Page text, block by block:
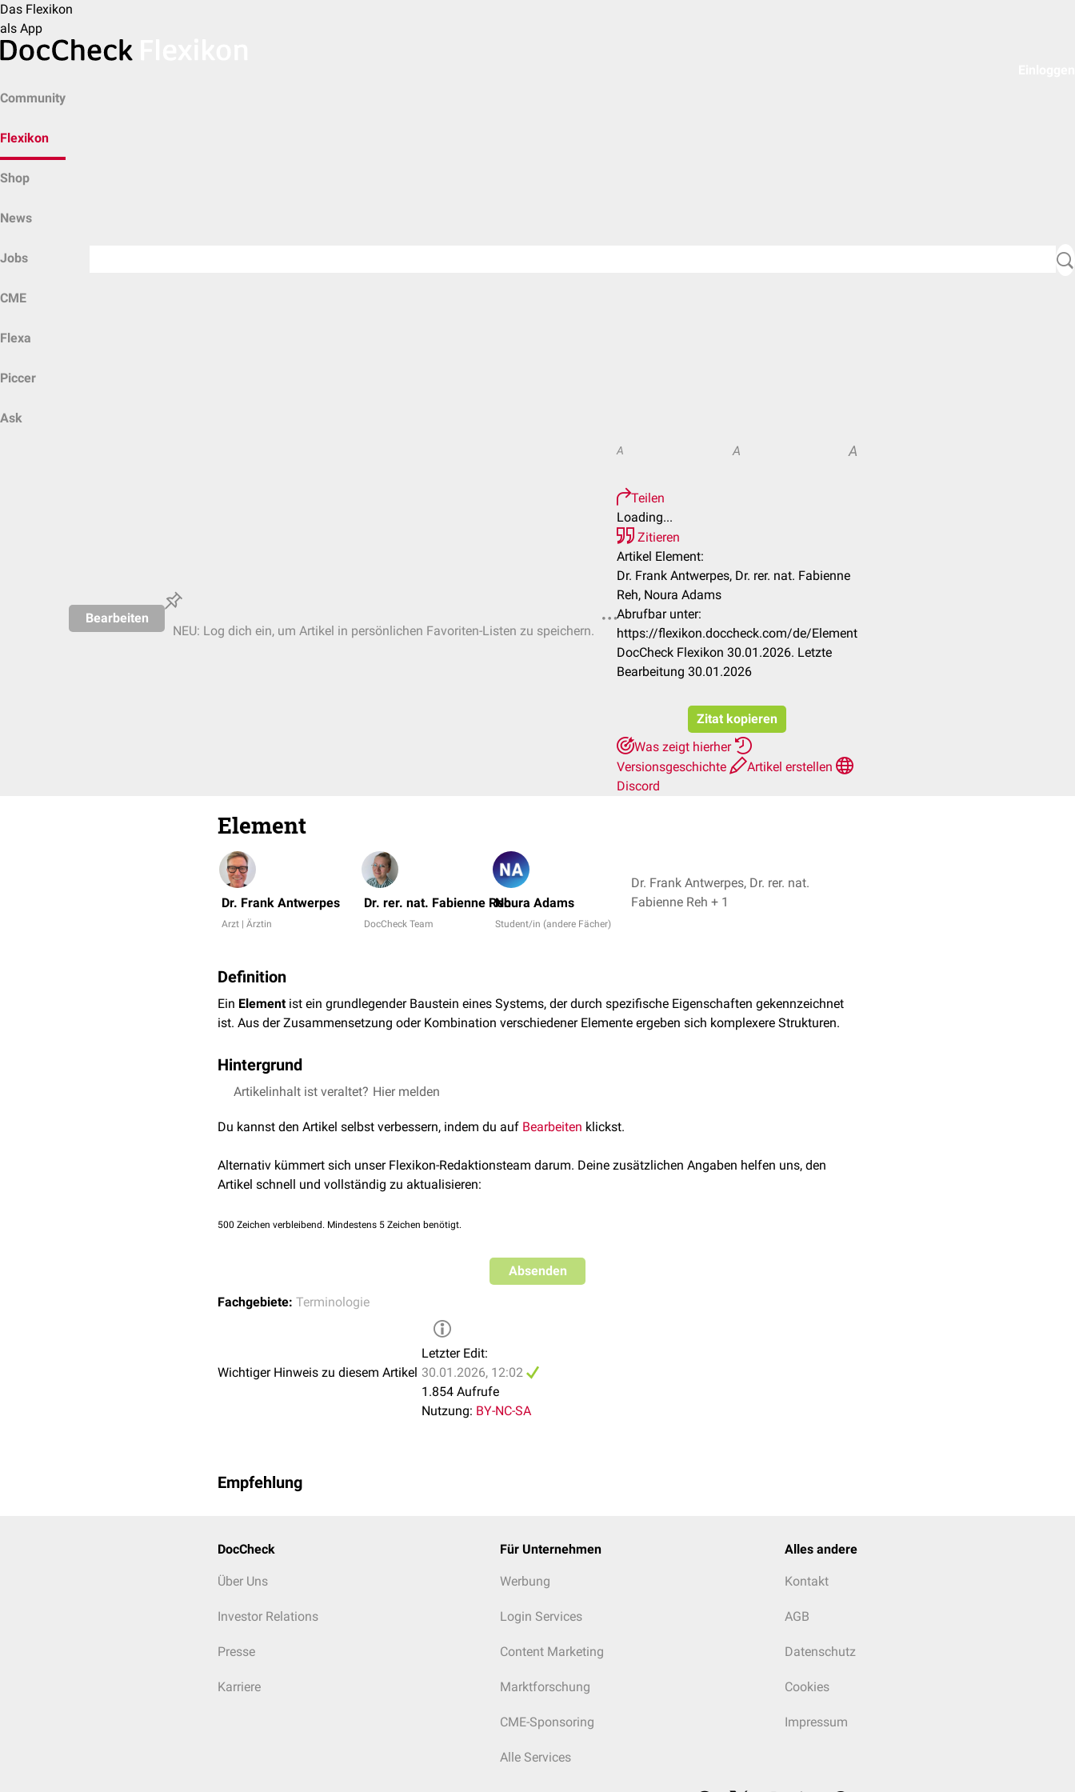
Das Flexikon
als App
Community
Flexikon
Shop
News
Jobs
CME
Flexa
Piccer
Ask
Bearbeiten
NEU: Log dich ein, um Artikel in persönlichen Favoriten-Listen zu speichern.
A A A
Teilen
Loading...
Zitieren
Artikel Element:
Dr. Frank Antwerpes, Dr. rer. nat. Fabienne
Reh, Noura Adams
Abrufbar unter:
https://flexikon.doccheck.com/de/Element
DocCheck Flexikon 30.01.2026. Letzte
Bearbeitung 30.01.2026
Zitat kopieren
Was zeigt hierher
Versionsgeschichte
Artikel erstellen
Discord
Element
Dr. Frank Antwerpes
Arzt | Ärztin
Dr. rer. nat. Fabienne Reh
DocCheck Team
Noura Adams
Student/in (andere Fächer)
Dr. Frank Antwerpes, Dr. rer. nat.
Fabienne Reh + 1
Definition
Ein Elementist ein grundlegender Baustein eines Systems, der durch spezifische Eigenschaften gekennzeichnet
ist. Aus der Zusammensetzung oder Kombination verschiedener Elemente ergeben sich komplexere Strukturen.
Hintergrund
In der Chemie bilden diechemischen Elemente
wichtige Molekülabschnitte als Element z.B.hormonresponsive Elemente
Artikelinhalt ist veraltet? Hier melden
Du kannst den Artikel selbst verbessern, indem du auf Bearbeiten klickst.
Alternativ kümmert sich unser Flexikon-Redaktionsteam darum. Deine zusätzlichen Angaben helfen uns, den
Artikel schnell und vollständig zu aktualisieren:
500 Zeichen verbleibend. Mindestens 5 Zeichen benötigt.
Absenden
Fachgebiete: Terminologie
Wichtiger Hinweis zu diesem Artikel
Letzter Edit:
30.01.2026, 12:02
1.854 Aufrufe
Nutzung: BY-NC-SA
Empfehlung
DocCheck
Über Uns
Investor Relations
Presse
Karriere
Für Unternehmen
Werbung
Login Services
Content Marketing
Marktforschung
CME-Sponsoring
Alle Services
Alles andere
Kontakt
AGB
Datenschutz
Cookies
Impressum